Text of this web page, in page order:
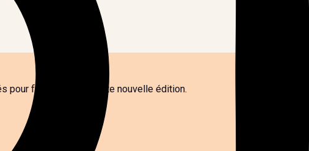
uniques et mémorables.
et en repoussant les limites de la créativité locale.
pour faire rayonner cette nouvelle édition.